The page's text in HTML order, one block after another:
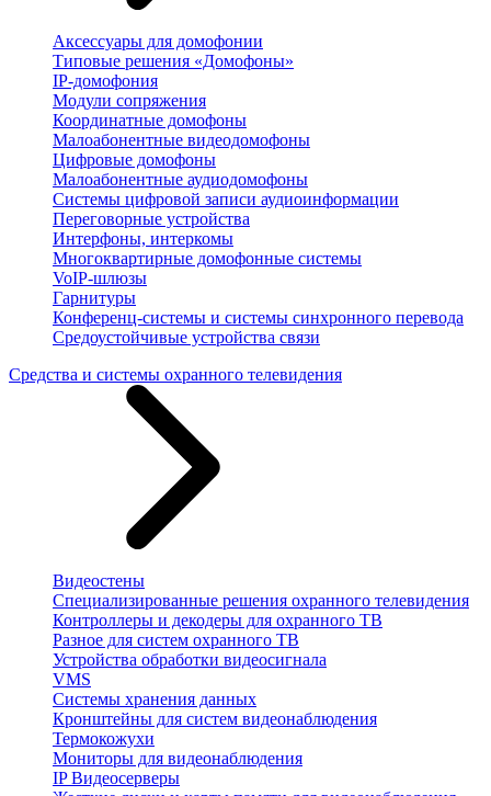
Аксессуары для домофонии
Типовые решения «Домофоны»
IP-домофония
Модули сопряжения
Координатные домофоны
Малоабонентные видеодомофоны
Цифровые домофоны
Малоабонентные аудиодомофоны
Системы цифровой записи аудиоинформации
Переговорные устройства
Интерфоны, интеркомы
Многоквартирные домофонные системы
VoIP-шлюзы
Гарнитуры
Конференц-системы и системы синхронного перевода
Средоустойчивые устройства связи
Средства и системы охранного телевидения
Видеостены
Специализированные решения охранного телевидения
Контроллеры и декодеры для охранного ТВ
Разное для систем охранного ТВ
Устройства обработки видеосигнала
VMS
Системы хранения данных
Кронштейны для систем видеонаблюдения
Термокожухи
Мониторы для видеонаблюдения
IP Видеосерверы